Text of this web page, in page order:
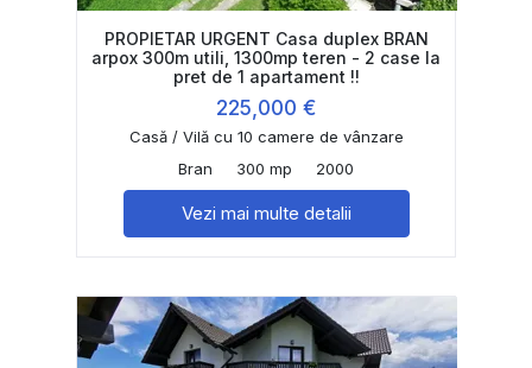
PROPIETAR URGENT Casa duplex BRAN
arpox 300m utili, 1300mp teren - 2 case la
pret de 1 apartament !!
225,000 €
Casă / Vilă cu 10 camere de vânzare
Bran
300 mp 2000
Vezi mai multe detalii